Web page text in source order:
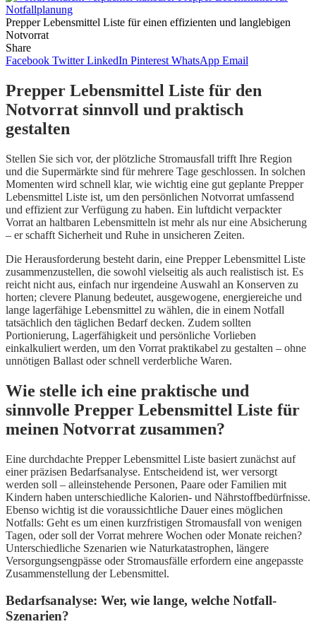
Prepper Lebensmittel Liste für einen effizienten und langlebigen
Notvorrat
Share
Facebook Twitter LinkedIn Pinterest WhatsApp Email
Prepper Lebensmittel Liste für den
Notvorrat sinnvoll und praktisch
gestalten
Stellen Sie sich vor, der plötzliche Stromausfall trifft Ihre Region
und die Supermärkte sind für mehrere Tage geschlossen. In solchen
Momenten wird schnell klar, wie wichtig eine gut geplante Prepper
Lebensmittel Liste ist, um den persönlichen Notvorrat umfassend
und effizient zur Verfügung zu haben. Ein luftdicht verpackter
Vorrat an haltbaren Lebensmitteln ist mehr als nur eine Absicherung
– er schafft Sicherheit und Ruhe in unsicheren Zeiten.
Die Herausforderung besteht darin, eine Prepper Lebensmittel Liste
zusammenzustellen, die sowohl vielseitig als auch realistisch ist. Es
reicht nicht aus, einfach nur irgendeine Auswahl an Konserven zu
horten; clevere Planung bedeutet, ausgewogene, energiereiche und
lange lagerfähige Lebensmittel zu wählen, die in einem Notfall
tatsächlich den täglichen Bedarf decken. Zudem sollten
Portionierung, Lagerfähigkeit und persönliche Vorlieben
einkalkuliert werden, um den Vorrat praktikabel zu gestalten – ohne
unnötigen Ballast oder schnell verderbliche Waren.
Wie stelle ich eine praktische und
sinnvolle Prepper Lebensmittel Liste für
meinen Notvorrat zusammen?
Eine durchdachte Prepper Lebensmittel Liste basiert zunächst auf
einer präzisen Bedarfsanalyse. Entscheidend ist, wer versorgt
werden soll – alleinstehende Personen, Paare oder Familien mit
Kindern haben unterschiedliche Kalorien- und Nährstoffbedürfnisse.
Ebenso wichtig ist die voraussichtliche Dauer eines möglichen
Notfalls: Geht es um einen kurzfristigen Stromausfall von wenigen
Tagen, oder soll der Vorrat mehrere Wochen oder Monate reichen?
Unterschiedliche Szenarien wie Naturkatastrophen, längere
Versorgungsengpässe oder Stromausfälle erfordern eine angepasste
Zusammenstellung der Lebensmittel.
Bedarfsanalyse: Wer, wie lange, welche Notfall-
Szenarien?